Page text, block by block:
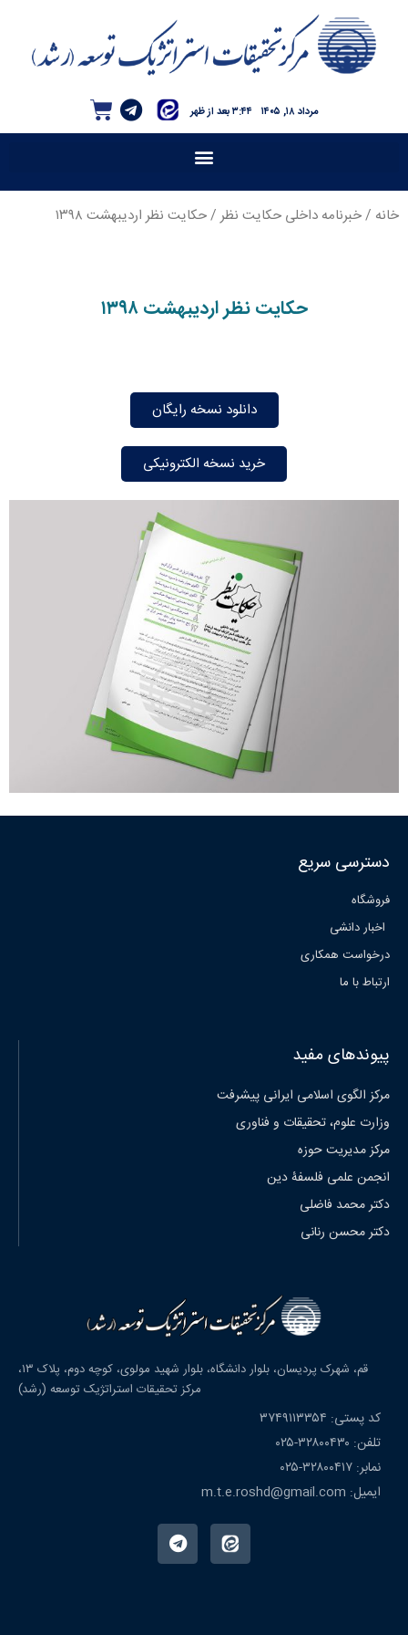
۳:۴۴ بعد از ظهر مرداد ۱۸, ۱۴۰۵
خانه /خبرنامه داخلی حکایت نظر / حکایت نظر اردیبهشت ۱۳۹۸
حکایت نظر اردیبهشت ۱۳۹۸
دانلود نسخه رایگان
خرید نسخه الکترونیکی
دسترسی سریع
فروشگاه
اخبار دانشی
درخواست همکاری
ارتباط با ما
پیوندهای مفید
مرکز الگوی اسلامی ایرانی پیشرفت
وزارت علوم، تحقیقات و فناوری
مرکز مدیریت حوزه
انجمن علمی فلسفۀ دین
دکتر محمد فاضلی
دکتر محسن رنانی
قم، شهرک پردیسان، بلوار دانشگاه، بلوار شهید مولوی، کوچه دوم، پلاک ۱۳،
مرکز تحقیقات استراتژیک توسعه (رشد)
کد پستی: ۳۷۴۹۱۱۳۳۵۴
تلفن: ۳۲۸۰۰۴۳۰-۰۲۵
نمابر: ۳۲۸۰۰۴۱۷-۰۲۵
ایمیل: m.t.e.roshd@gmail.com